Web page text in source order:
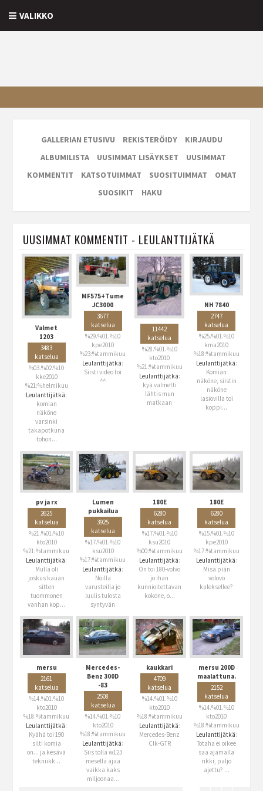
VALIKKO
GALLERIAN ETUSIVU REKISTERÖIDY
KIRJAUDU
ALBUMILISTA
UUSIMMAT LISÄYKSET
UUSIMMAT
KOMMENTIT
KATSOTUIMMAT SUOSITUIMMAT
OMAT
SUOSIKIT
HAKU
UUSIMMAT KOMMENTIT - LEULANTTIJÄTKÄ
Valmet
1203
3483
katselua
%03.%02.%10
kke2010
%21:%helmikuu
Leulanttijätkä:
komian
näköne
varsinki
takapotkuna
tohon...
MF575+Tume
JC3000
3677
katselua
%29.%01.%10
kpe2010
%23:%tammikuu
Leulanttijätkä:
Siisti video toi
^^
11442
katselua
%28.%01.%10
kto2010
%21:%tammikuu
Leulanttijätkä:
kyä valmetti
lähtis mun
matkaan
NH 7840
2747
katselua
%25.%01.%10
kma2010
%18:%tammikuu
Leulanttijätkä:
Komian
näköne, siistin
näköne
lasiovilla toi
koppi...
pv ja rx
2625
katselua
%21.%01.%10
kto2010
%21:%tammikuu
Leulanttijätkä:
Mulla oli
joskus kauan
sitten
tuommonen
vanhan kop...
Lumen
pukkailua
3925
katselua
%17.%01.%10
ksu2010
%17:%tammikuu
Leulanttijätkä:
Noilla
varusteilla jo
luulis tulosta
syntyvän
180E
6280
katselua
%17.%01.%10
ksu2010
%00:%tammikuu
Leulanttijätkä:
On toi 180-volvo
jo ihan
kunnioitettavan
kokone, o...
180E
6280
katselua
%15.%01.%10
kpe2010
%17:%tammikuu
Leulanttijätkä:
Misä piän
volovo
kuleksellee?
mersu
2161
katselua
%14.%01.%10
kto2010
%18:%tammikuu
Leulanttijätkä:
Kyähä toi 190
silti komia
on... ja kesävä
tekniikk...
Mercedes-
Benz 300D
-83
2508
katselua
%14.%01.%10
kto2010
%18:%tammikuu
Leulanttijätkä:
Siis tolla w123
mesellä ajaa
vaikka kaks
miljoonaa...
kaukkari
4709
katselua
%14.%01.%10
kto2010
%18:%tammikuu
Leulanttijätkä:
Mercedes-Benz
Clk-GTR
mersu 200D
maalattuna.
2152
katselua
%14.%01.%10
kto2010
%18:%tammikuu
Leulanttijätkä:
Totaha ei oikee
saa ajamalla
rikki, paljo
ajettu? ...